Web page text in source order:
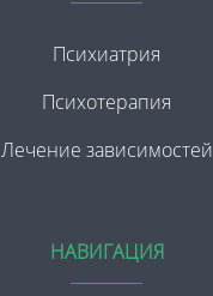
Психиатрия
Психотерапия
Лечение зависимостей
НАВИГАЦИЯ